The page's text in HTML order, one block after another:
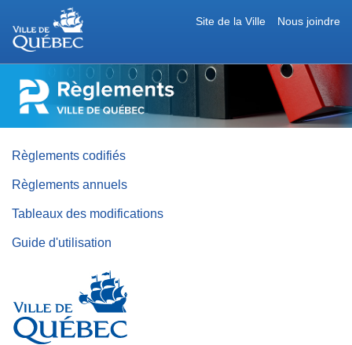
Nous joindre
Site de la Ville
RÈGLEMENTS
DE
QUÉBEC
Règlements codifiés
Règlements annuels
Tableaux des modifications
Guide d'utilisation